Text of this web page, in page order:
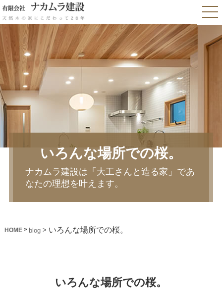
いろんな場所での桜。
ナカムラ建設は「大工さんと造る家」であ
なたの理想を叶えます。
HOME> blog> いろんな場所での桜。
いろんな場所での桜。